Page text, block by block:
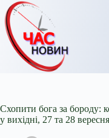
Перейти
до
вмісту
Схопити бога за бороду:
у вихідні, 27 та 28 вересня